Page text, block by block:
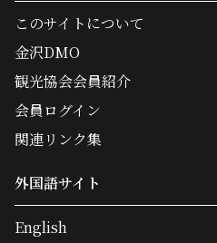
このサイトについて
金沢DMO
観光協会会員紹介
会員ログイン
関連リンク集
外国語サイト
English